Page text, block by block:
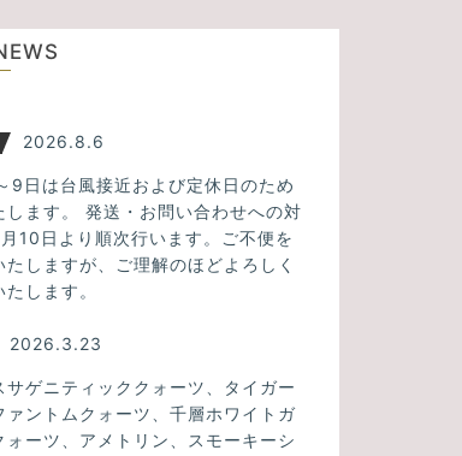
2026.8.6
9日は台風接近および定休日のため
します。 発送・お問い合わせへの対
10日より順次行います。ご不便を
たしますが、ご理解のほどよろしく
します。
2026.3.23
サゲニティッククォーツ、タイガー
ァントムクォーツ、千層ホワイトガ
ォーツ、アメトリン、スモーキーシ